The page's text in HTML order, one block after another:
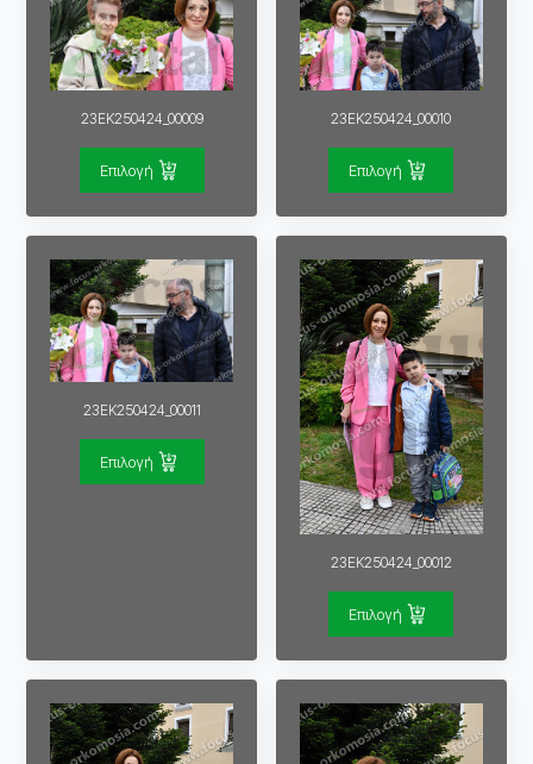
23EK250424_00009
Επιλογή
23EK250424_00010
Επιλογή
23EK250424_00011
Επιλογή
23EK250424_00012
Επιλογή